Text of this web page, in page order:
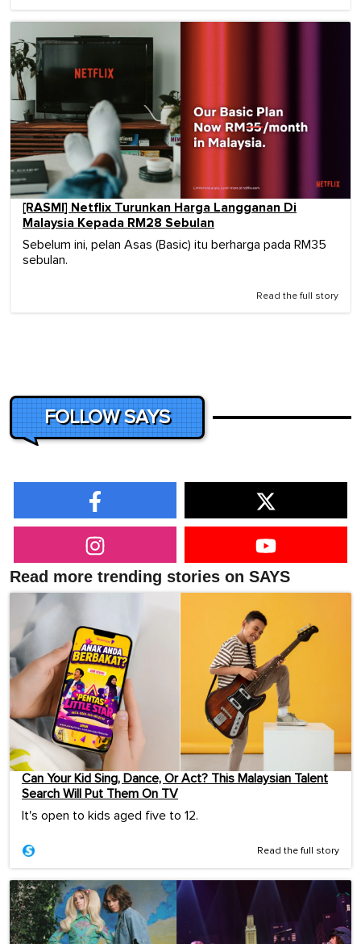
[RASMI] Netflix Turunkan Harga Langganan Di
Malaysia Kepada RM28 Sebulan
Sebelum ini, pelan Asas (Basic) itu berharga pada RM35
sebulan.
Read the full story
FOLLOW SAYS
Read more trending stories on SAYS
Can Your Kid Sing, Dance, Or Act? This Malaysian Talent
Search Will Put Them On TV
It's open to kids aged five to 12.
Read the full story